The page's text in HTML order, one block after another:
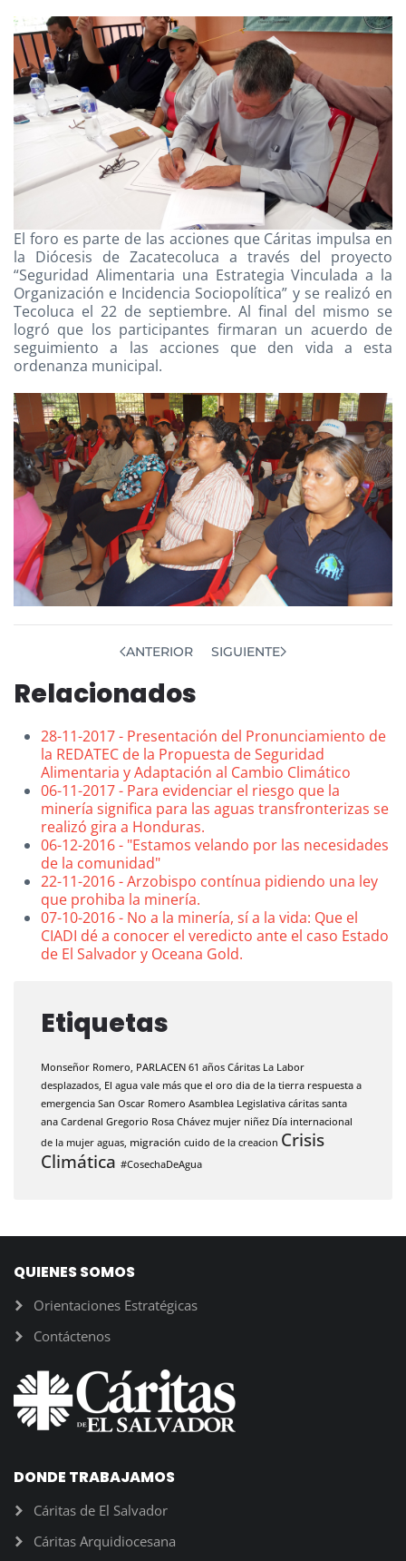
El foro es parte de las acciones que Cáritas impulsa en
la Diócesis de Zacatecoluca a través del proyecto
“Seguridad Alimentaria una Estrategia Vinculada a la
Organización e Incidencia Sociopolítica” y se realizó en
Tecoluca el 22 de septiembre. Al final del mismo se
logró que los participantes firmaran un acuerdo de
seguimiento a las acciones que den vida a esta
ordenanza municipal.
ANTERIOR SIGUIENTE
Relacionados
28-11-2017 - Presentación del Pronunciamiento de
la REDATEC de la Propuesta de Seguridad
Alimentaria y Adaptación al Cambio Climático
06-11-2017 - Para evidenciar el riesgo que la
minería significa para las aguas transfronterizas se
realizó gira a Honduras.
06-12-2016 - "Estamos velando por las necesidades
de la comunidad"
22-11-2016 - Arzobispo contínua pidiendo una ley
que prohiba la minería.
07-10-2016 - No a la minería, sí a la vida: Que el
CIADI dé a conocer el veredicto ante el caso Estado
de El Salvador y Oceana Gold.
Etiquetas
Monseñor Romero, PARLACEN 61 años Cáritas La Labor
desplazados, El agua vale más que el oro dia de la tierra respuesta a
emergencia San Oscar Romero Asamblea Legislativa cáritas santa
ana Cardenal Gregorio Rosa Chávez mujer niñez Día internacional
de la mujer aguas, migración cuido de la creacion Crisis
Climática #CosechaDeAgua
QUIENES SOMOS
Orientaciones Estratégicas
Contáctenos
DONDE TRABAJAMOS
Cáritas de El Salvador
Cáritas Arquidiocesana